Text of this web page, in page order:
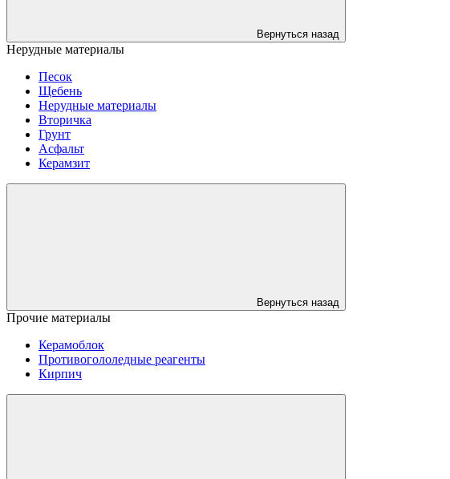
Вернуться назад
Нерудные материалы
Песок
Щебень
Нерудные материалы
Вторичка
Грунт
Асфальт
Керамзит
Вернуться назад
Прочие материалы
Керамоблок
Противогололедные реагенты
Кирпич